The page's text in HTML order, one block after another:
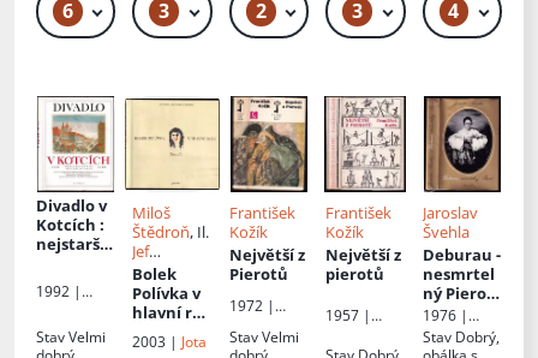
6 49 Kč 3 49 Kč – 59 Kč
2 49 Kč 3 79 Kč – 99 Kč
4
Divadlo v
Kotcích :
nejstarší
městské
divadlo
1992 |
StavVelmi
Miloš
Štědroň, Il.
Jef
Kratochvil
Dušan
Ždímal
Bolek
Polívka v
hlavní roli
: divadlo
2003 | Jota
František
Kožík
Největší z
Pierotů
1972 |
nský
StavVelmi
František
Kožík
Největší z
pierotů
1957 |
nský
Jaroslav
Švehla
Deburau -
nesmrtel
ný Pierot:
legenda a
skutečno
st o Janu
1976 |
Melantrich
Stav Dobrý,